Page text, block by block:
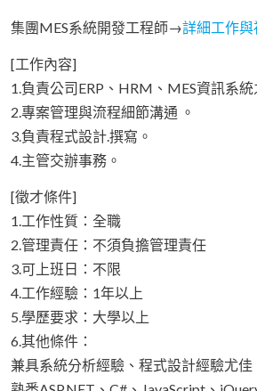
集團MES系統開發工程師→詳細工作
[工作內容]
1.負責公司ERP、HRM、MES資訊系
2.專案管理與流程細節溝通 。
3.負責程式設計.撰寫。
4.主管交辦事務。
[徵才條件]
1.工作性質：全職
2.管理責任：不須負擔管理責任
3.可上班日：不限
4.工作經驗：1年以上
5.學歷要求：大學以上
6.其他條件：
兼具系統分析經驗、程式設計經驗尤佳